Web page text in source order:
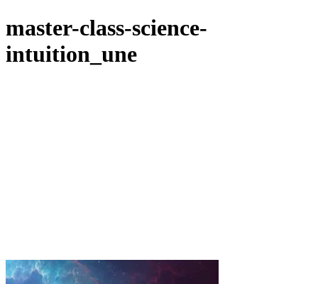
master-class-science-
intuition_une